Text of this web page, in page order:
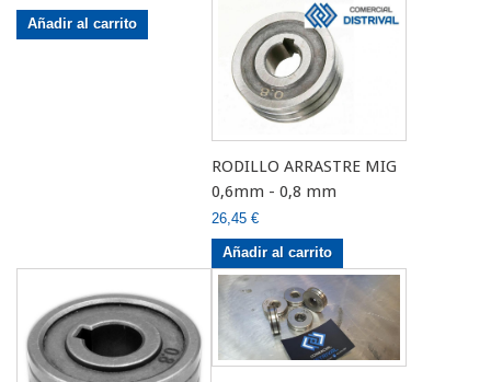
Añadir al carrito
RODILLO ARRASTRE MIG
0,6mm - 0,8 mm
26,45 €
Añadir al carrito